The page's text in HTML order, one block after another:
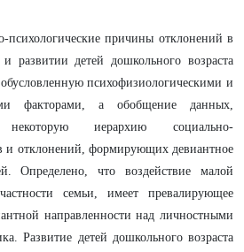
психологические причины отклонений в
развитии детей дошкольного возраста
психофизиологическими и
факторами, а обобщение данных,
иерархию социально-
и отклонений, формирующих девиантное
Определено, что воздействие малой
семьи, имеет превалирующее
направленности над личностными
Развитие детей дошкольного возраста